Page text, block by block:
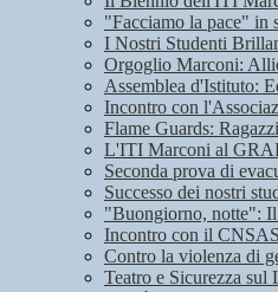
"Facciamo la pace" in
I Nostri Studenti
Orgoglio Marconi:
Assemblea d'Istituto:
Incontro con
Flame Guards:
L'ITI Marconi al
Seconda prova di
Successo dei nostri
"Buongiorno, notte":
Incontro con il
Contro la violenza di
Teatro e Sicurezza